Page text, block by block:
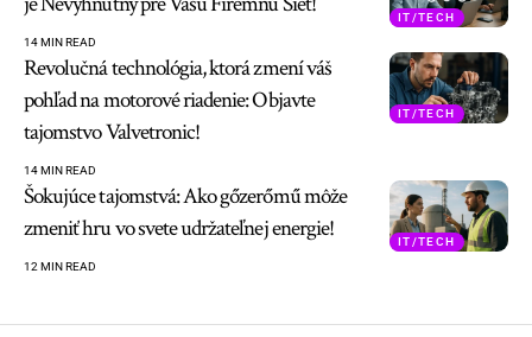
IT/TECH
14 MIN READ
IT/TECH
Revolučná technológia, ktorá zmení váš
pohľad na motorové riadenie: Objavte
tajomstvo Valvetronic!
14 MIN READ
IT/TECH
Šokujúce tajomstvá: Ako gőzerőmű môže
zmeniť hru vo svete udržateľnej energie!
12 MIN READ